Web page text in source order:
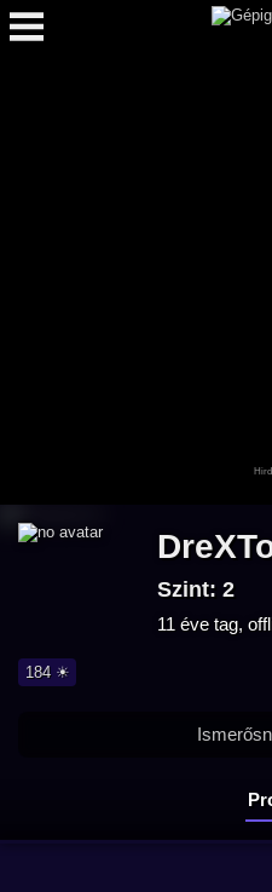
Szint: 2
11 éve tag,
184 ☀